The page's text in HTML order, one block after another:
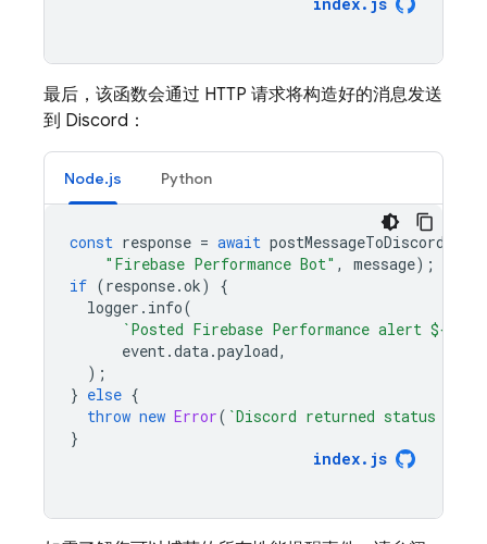
最后，该函数会通过 HTTP 请求将构造好的消息发送
到 Discord：
Node.js Python
const response = await postMessageToDiscord
"Firebase Performance Bot" , message);
if (response.ok)
{
logger . info(
`Posted Firebase Performance alert ${
event.data.payload,
);
} else {
throw new Error( `Discord returned status code
}
index. js